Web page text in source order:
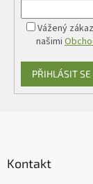
Vážený
našimi
PŘIHLÁSIT SE
Kontakt